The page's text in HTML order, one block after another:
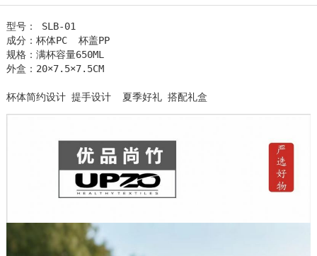
型号： SLB-01
成分：杯体PC  杯盖PP
规格：满杯容量650ML
外盒：20×7.5×7.5CM
杯体简约设计 提手设计  夏季好礼 搭配礼盒